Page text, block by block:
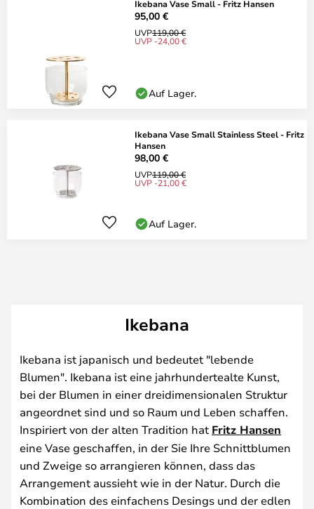
Ikebana Vase Small - Fritz Hansen
95,00 €
UVP119,00 €
UVP -24,00 €
Auf Lager.
Ikebana Vase Small Stainless Steel - Fritz
Hansen
98,00 €
UVP119,00 €
UVP -21,00 €
Auf Lager.
Ikebana
Ikebana ist japanisch und bedeutet "lebende
Blumen". Ikebana ist eine jahrhundertealte Kunst,
bei der Blumen in einer dreidimensionalen Struktur
angeordnet sind und so Raum und Leben schaffen.
Inspiriert von der alten Tradition hat Fritz Hansen
eine Vase geschaffen, in der Sie Ihre Schnittblumen
und Zweige so arrangieren können, dass das
Arrangement aussieht wie in der Natur. Durch die
Kombination des einfachens Desings und der edlen